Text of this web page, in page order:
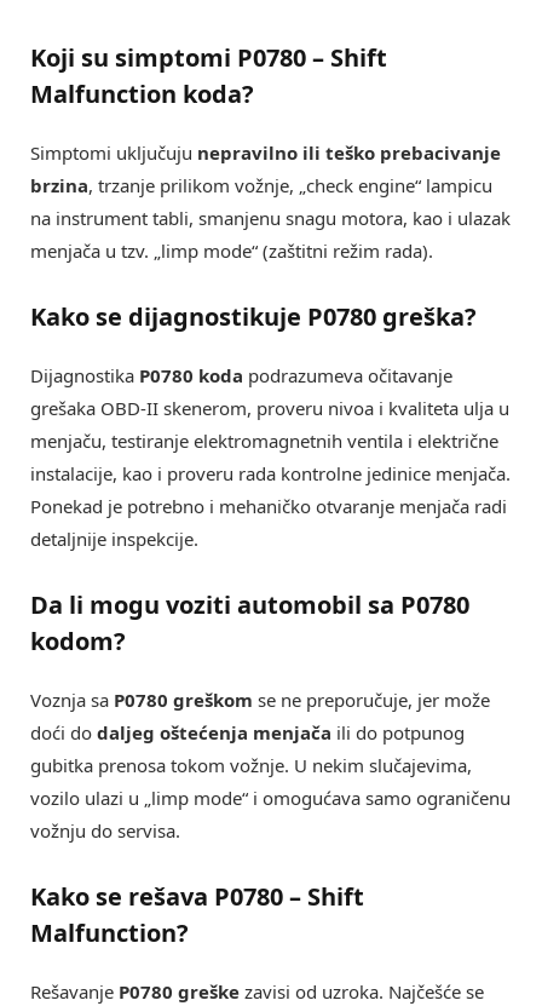
Koji su simptomi P0780 – Shift
Malfunction koda?
Simptomi uključuju nepravilno ili teško prebacivanje
brzina, trzanje prilikom vožnje, „check engine“ lampicu
na instrument tabli, smanjenu snagu motora, kao i ulazak
menjača u tzv. „limp mode“ (zaštitni režim rada).
Kako se dijagnostikuje P0780 greška?
Dijagnostika P0780 koda podrazumeva očitavanje
grešaka OBD-II skenerom, proveru nivoa i kvaliteta ulja u
menjaču, testiranje elektromagnetnih ventila i električne
instalacije, kao i proveru rada kontrolne jedinice menjača.
Ponekad je potrebno i mehaničko otvaranje menjača radi
detaljnije inspekcije.
Da li mogu voziti automobil sa P0780
kodom?
Voznja sa P0780 greškom se ne preporučuje, jer može
doći do daljeg oštećenja menjača ili do potpunog
gubitka prenosa tokom vožnje. U nekim slučajevima,
vozilo ulazi u „limp mode“ i omogućava samo ograničenu
vožnju do servisa.
Kako se rešava P0780 – Shift
Malfunction?
Rešavanje P0780 greške zavisi od uzroka. Najčešće se